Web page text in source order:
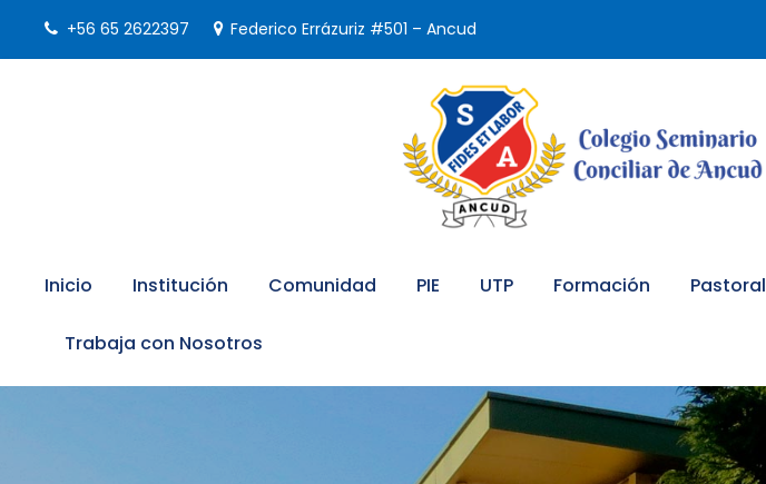
+56 65 2622397 Federico Errázuriz #501 – Ancud
Inicio Institución Comunidad PIE UTP Formación Pastoral
Trabaja con Nosotros